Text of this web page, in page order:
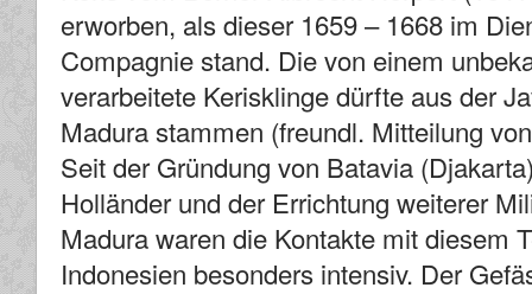
erworben, als dieser 1659 – 1668 im
Compagnie stand. Die von einem
verarbeitete Kerisklinge dürfte aus der
Madura stammen (freundl. Mitteilung
Seit der Gründung von Batavia
Holländer und der Errichtung weiterer
Madura waren die Kontakte mit diesem
Indonesien besonders intensiv. Der